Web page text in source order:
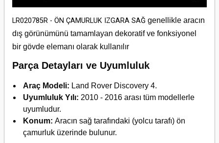
LR020785R - ÖN ÇAMURLUK IZGARA SAĞ genellikle aracın
dış görünümünü tamamlayan dekoratif ve fonksiyonel
bir gövde elemanı olarak kullanılır
Parça Detayları ve Uyumluluk
Araç Modeli: Land Rover Discovery 4.
Uyumluluk Yılı: 2010 - 2016 arası tüm modellerle
uyumludur.
Konum: Aracın sağ tarafındaki (yolcu tarafı) ön
çamurluk üzerinde bulunur.